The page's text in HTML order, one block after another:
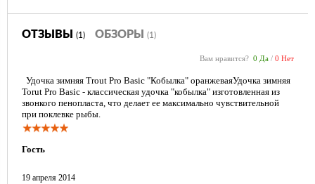
ОТЗЫВЫ (1) ОБЗОРЫ (1)
Вам нравится? 0 Да / 0 Нет
Удочка зимняя Trout Pro Basic "Кобылка" оранжеваяУдочка зимняя
Torut Pro Basic - классическая удочка "кобылка" изготовленная из
звонкого пенопласта, что делает ее максимально чувствительной
при поклевке рыбы.
Гость
19 апреля 2014